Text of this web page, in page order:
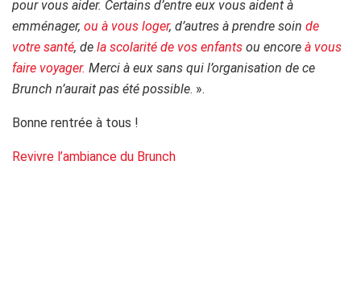
pour vous aider. Certains d’entre eux vous aident à
emménager, ou à vous loger, d’autres à prendre soin de
votre santé, de la scolarité de vos enfants ou encore à vous
faire voyager. Merci à eux sans qui l’organisation de ce
Brunch n’aurait pas été possible. ».
Bonne rentrée à tous !
Revivre l’ambiance du Brunch